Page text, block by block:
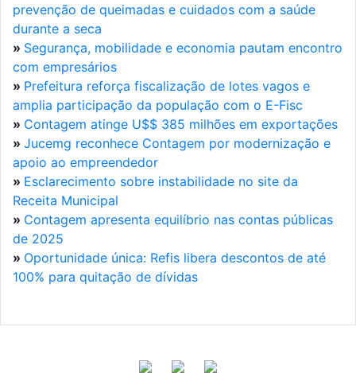
prevenção de queimadas e cuidados com a saúde
durante a seca
» Segurança, mobilidade e economia pautam encontro
com empresários
» Prefeitura reforça fiscalização de lotes vagos e
amplia participação da população com o E-Fisc
» Contagem atinge U$$ 385 milhões em exportações
» Jucemg reconhece Contagem por modernização e
apoio ao empreendedor
» Esclarecimento sobre instabilidade no site da
Receita Municipal
» Contagem apresenta equilíbrio nas contas públicas
de 2025
» Oportunidade única: Refis libera descontos de até
100% para quitação de dívidas